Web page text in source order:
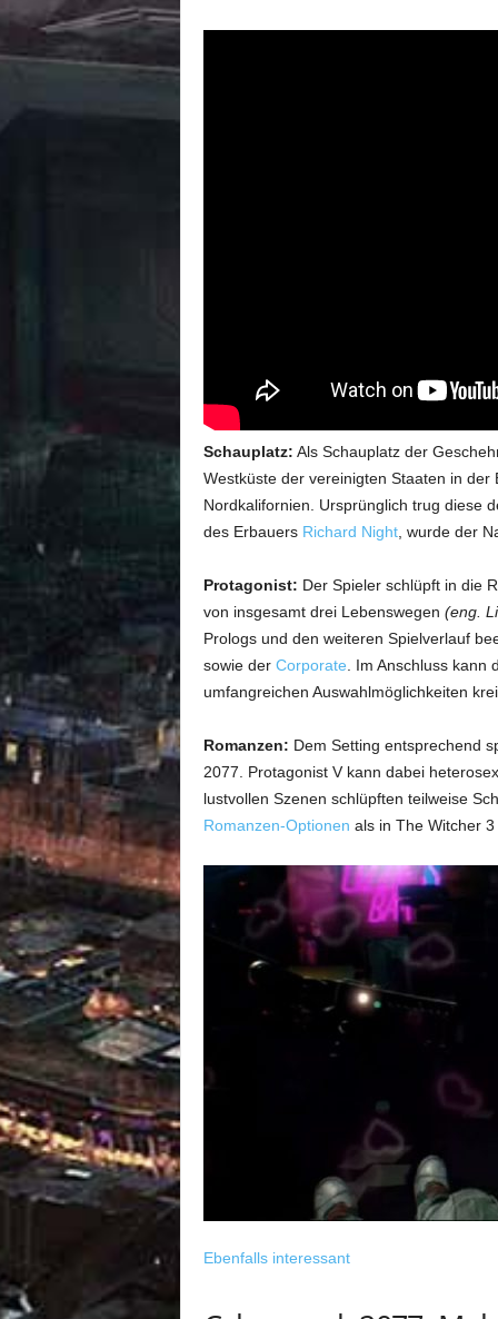
Schauplatz: Als Schauplatz der
Westküste der vereinigten Staaten in
Nordkalifornien. Ursprünglich trug diese
des Erbauers Richard Night, wurde der
Protagonist: Der Spieler schlüpft in die
von insgesamt drei Lebenswegen (eng.
Prologs und den weiteren Spielverlauf
sowie der Corporate . Im Anschluss
umfangreichen Auswahlmöglichkeiten
Romanzen: Dem Setting entsprechend
2077. Protagonist V kann dabei
lustvollen Szenen schlüpften teilweise
Romanzen-Optionen als in The Witcher 3
Ebenfalls interessant